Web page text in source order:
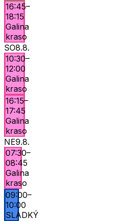
16:45–
18:15
Galina
kraso
SO8.8.
10:30–
12:00
Galina
kraso
16:15–
17:45
Galina
kraso
NE9.8.
07:30–
08:45
Galina
kraso
09:00–
10:00
SLADKÝ